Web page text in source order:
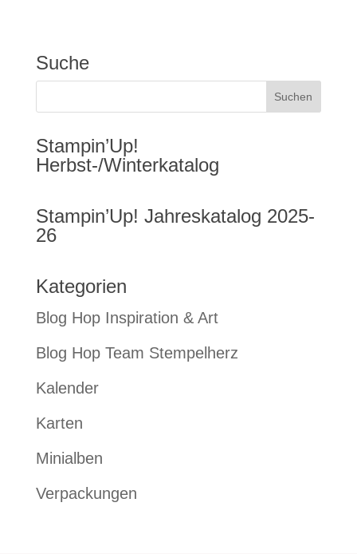
Suche
Stampin’Up!
Herbst-/Winterkatalog
Stampin’Up! Jahreskatalog 2025-
26
Kategorien
Blog Hop Inspiration & Art
Blog Hop Team Stempelherz
Kalender
Karten
Minialben
Verpackungen